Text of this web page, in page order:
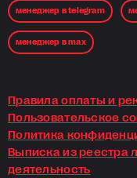
менеджер в telegram
менеджер в max
Правила оплаты и
Пользовательское
Политика
Выписка из реестра
деятельность